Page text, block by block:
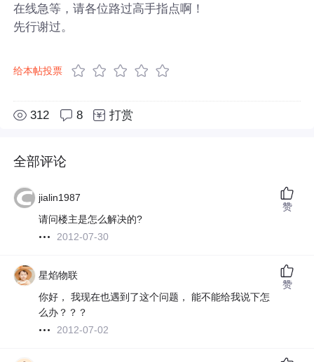
在线急等，请各位路过高手指点啊！
先行谢过。
给本帖投票
312 8 打赏
全部评论
jialin1987
请问楼主是怎么解决的?
2012-07-30
赞
星焰物联
你好， 我现在也遇到了这个问题， 能不能给我说下怎
么办？？？
2012-07-02
赞